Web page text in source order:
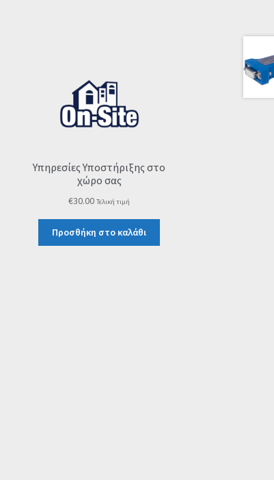
Υπηρεσίες Υποστήριξης στο
χώρο σας
€30.00 Τελική τιμή
Προσθήκη στο καλάθι